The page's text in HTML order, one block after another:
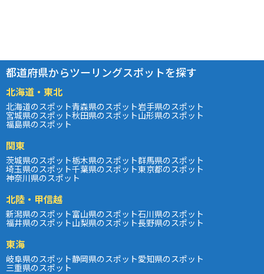
都道府県からツーリングスポットを探す
北海道・東北
北海道のスポット青森県のスポット岩手県のスポット
宮城県のスポット秋田県のスポット山形県のスポット
福島県のスポット
関東
茨城県のスポット栃木県のスポット群馬県のスポット
埼玉県のスポット千葉県のスポット東京都のスポット
神奈川県のスポット
北陸・甲信越
新潟県のスポット富山県のスポット石川県のスポット
福井県のスポット山梨県のスポット長野県のスポット
東海
岐阜県のスポット静岡県のスポット愛知県のスポット
三重県のスポット